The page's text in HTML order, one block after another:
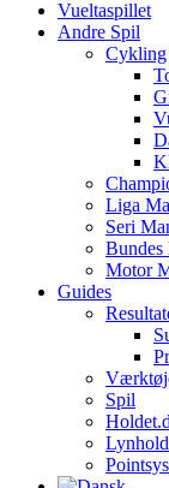
Vueltaspillet
Andre Spil
Cykling
Liga
Seri
Bundes
Motor
Guides
Spil